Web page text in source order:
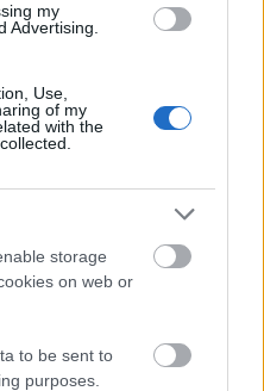
my
Advertising.
Use,
of my
with the
storage
on web or
to be sent to
purposes.
τείνει να καθιερωθεί
της όσο
για τις
χρονιάς- το σίγουρο
με τα κέρδη των